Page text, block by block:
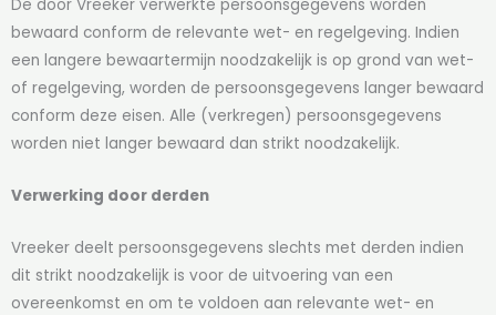
De door Vreeker verwerkte persoonsgegevens worden
bewaard conform de relevante wet- en regelgeving. Indien
een langere bewaartermijn noodzakelijk is op grond van wet-
of regelgeving, worden de persoonsgegevens langer bewaard
conform deze eisen. Alle (verkregen) persoonsgegevens
worden niet langer bewaard dan strikt noodzakelijk.
Verwerking door derden
Vreeker deelt persoonsgegevens slechts met derden indien
dit strikt noodzakelijk is voor de uitvoering van een
overeenkomst en om te voldoen aan relevante wet- en